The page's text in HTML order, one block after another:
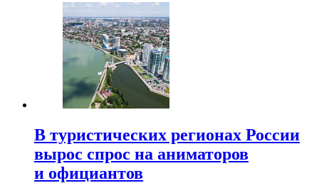
В туристических регионах России
вырос спрос на аниматоров
и официантов